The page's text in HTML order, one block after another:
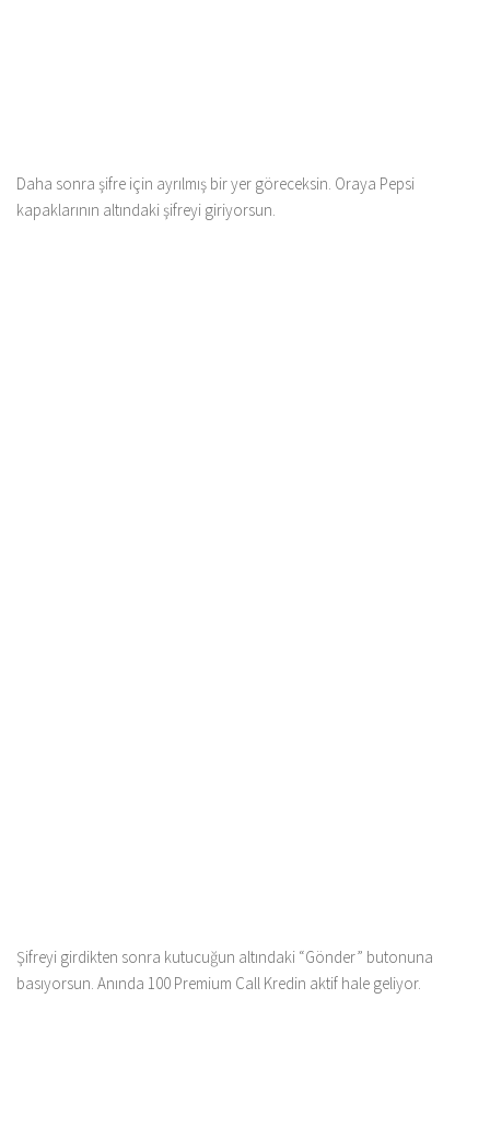
Daha sonra şifre için ayrılmış bir yer göreceksin. Oraya Pepsi
kapaklarının altındaki şifreyi giriyorsun.
Şifreyi girdikten sonra kutucuğun altındaki “Gönder” butonuna
basıyorsun. Anında 100 Premium Call Kredin aktif hale geliyor.